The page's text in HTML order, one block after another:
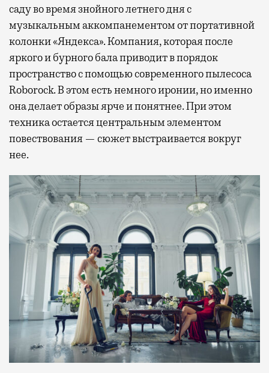
саду во время знойного летнего дня с
музыкальным аккомпанементом от портативной
колонки «Яндекса». Компания, которая после
яркого и бурного бала приводит в порядок
пространство с помощью современного пылесоса
Roborock. В этом есть немного иронии, но именно
она делает образы ярче и понятнее. При этом
техника остается центральным элементом
повествования — сюжет выстраивается вокруг
нее.